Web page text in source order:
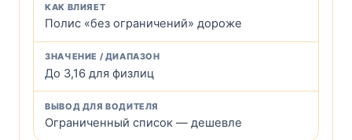
Полис «без ограничений» дороже
До 3,16 для физлиц
Ограниченный список — дешевле